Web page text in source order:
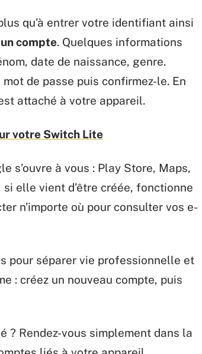
qu’à entrer votre identifiant ainsi
compte. Quelques informations
date de naissance, genre.
de passe puis confirmez-le. En
attaché à votre appareil.
votre Switch Lite
s’ouvre à vous : Play Store, Maps,
elle vient d’être créée, fonctionne
n’importe où pour consulter vos e-
pour séparer vie professionnelle et
: créez un nouveau compte, puis
? Rendez-vous simplement dans la